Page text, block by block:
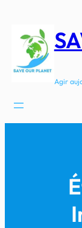
contenu
Agir